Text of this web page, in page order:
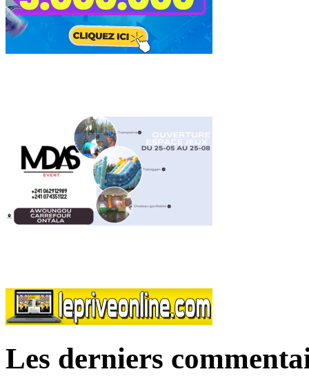
Les derniers